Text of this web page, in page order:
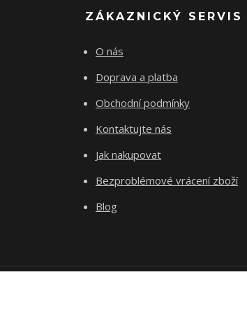
ZÁKAZNICKÝ SERVIS
O nás
Doprava a platba
Obchodní podmínky
Kontaktujte nás
Jak nakupovat
Bezproblémové vrácení zboží
Blog